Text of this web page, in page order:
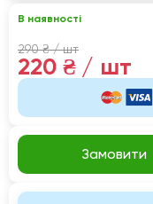
В наявності
290 ₴/ шт
220 ₴/ шт
Замовити